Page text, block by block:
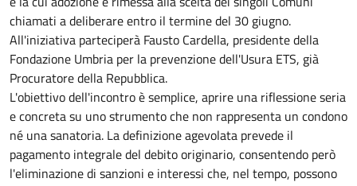
chiamati a deliberare entro il termine del 30 giugno.
All'iniziativa parteciperà Fausto Cardella, presidente della
Fondazione Umbria per la prevenzione dell'Usura ETS, già
Procuratore della Repubblica.
L'obiettivo dell'incontro è semplice, aprire una riflessione seria
e concreta su uno strumento che non rappresenta un condono
né una sanatoria. La definizione agevolata prevede il
pagamento integrale del debito originario, consentendo però
l'eliminazione di sanzioni e interessi che, nel tempo, possono